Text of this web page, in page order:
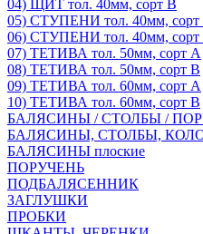
04) ЩИТ тол. 40мм, сорт В
05) СТУПЕНИ тол. 40мм, сорт
06) СТУПЕНИ тол. 40мм, сорт
07) ТЕТИВА тол. 50мм, сорт А
08) ТЕТИВА тол. 50мм, сорт В
09) ТЕТИВА тол. 60мм, сорт А
10) ТЕТИВА тол. 60мм, сорт В
БАЛЯСИНЫ / СТОЛБЫ /
БАЛЯСИНЫ, СТОЛБЫ,
БАЛЯСИНЫ плоские
ПОРУЧЕНЬ
ПОДБАЛЯСЕННИК
ЗАГЛУШКИ
ПРОБКИ